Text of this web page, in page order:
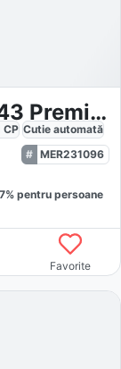
Mercedes-Benz AMG GT 43 Premium
CP Cutie automată
MER231096
% pentru persoane
Favorite